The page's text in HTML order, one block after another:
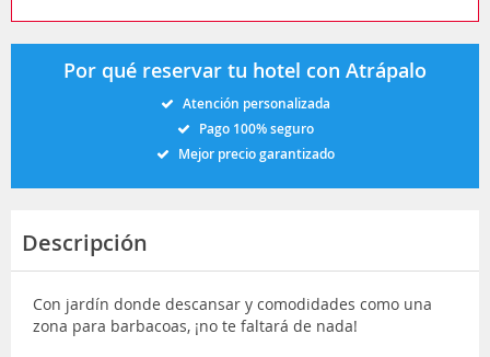
Por qué reservar tu hotel con Atrápalo
Atención personalizada
Pago 100% seguro
Mejor precio garantizado
Descripción
Con jardín donde descansar y comodidades como una
zona para barbacoas, ¡no te faltará de nada!